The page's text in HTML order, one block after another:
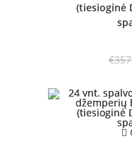
(tiesioginė
€